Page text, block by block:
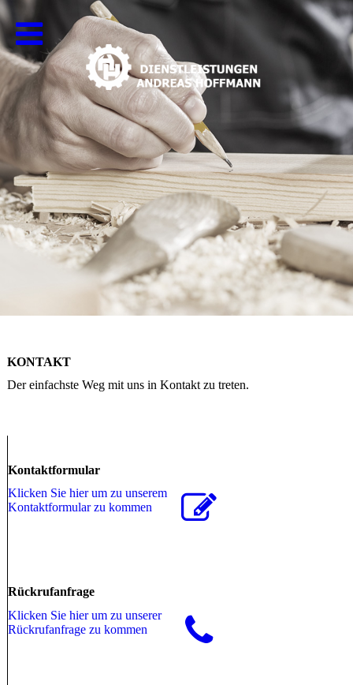
KONTAKT
Der einfachste Weg mit uns in Kontakt zu treten.
Kontaktformular
Klicken Sie hier um zu unserem
Kon­takt­for­mu­lar zu kommen
Rückrufanfrage
Klicken Sie hier um zu unserer
Rückrufanfrage zu kommen